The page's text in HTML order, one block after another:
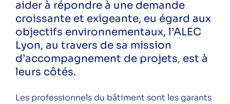
râter !
InstagramLinkedInFacebookYouTubeSpotify
aider à répondre à une demande
croissante et exigeante, eu égard aux
objectifs environnementaux, l’ALEC
Lyon, au travers de sa mission
d’accompagnement de projets, est à
leurs côtés.
Les professionnels du bâtiment sont les garants